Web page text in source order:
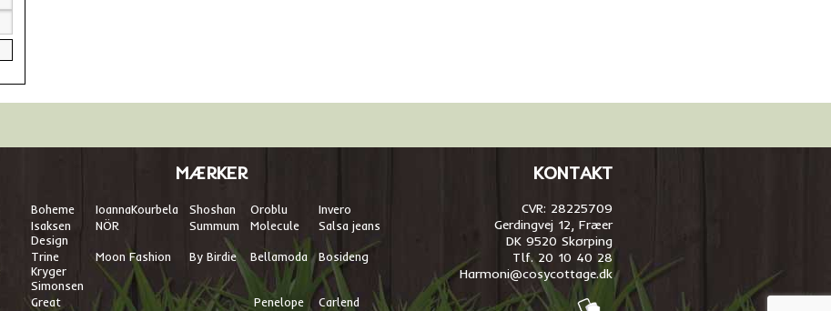
MÆRKER
Boheme IoannaKourbela Shoshan Oroblu
Invero
Isaksen
Design
NÖR Summum Molecule Salsa jeans
Trine
Kryger
Simonsen
Moon Fashion By Birdie Bellamoda Bosideng
Great
Penelope
Carlend
KONTAKT
CVR: 28225709
Gerdingvej 12, Fræer
DK 9520 Skørping
Tlf. 20 10 40 28
Harmoni@cosycottage.dk